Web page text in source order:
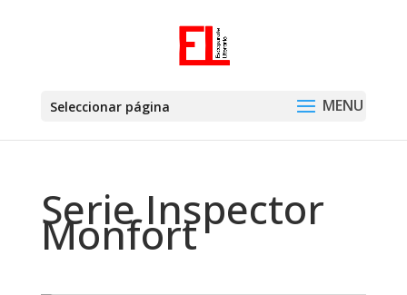
Seleccionar página
Serie Inspector
Monfort